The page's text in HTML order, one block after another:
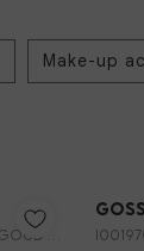
Make-up
I0019707B ARMBAND BOLLETJES GOUD 6MM